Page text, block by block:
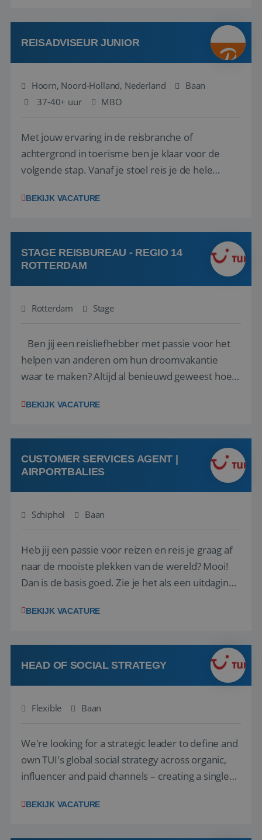
klanten te overtuigen om die droomreis te
boeken! ...
REISADVISEUR JUNIOR
Hoorn, Noord-Holland, Nederland
Baan
37-40+ uur
MBO
Met jouw ervaring in de reisbranche of
achtergrond in toerisme ben je klaar voor de
volgende stap. Vanaf je stoel reis je de hele
wensen van je team, je klant en wat er in de
klanten te overtuigen om die droomreis te
boeken! ...
BEKIJK VACATURE
STAGE REISBUREAU - REGIO 14
ROTTERDAM
Rotterdam Stage
Ben jij een reisliefhebber met passie voor het
helpen van anderen om hun droomvakantie
waar te maken? Altijd al benieuwd geweest hoe
van de grootste reisorganisaties? Dan is een
op zoek naar een enthousiaste, leergie...
BEKIJK VACATURE
CUSTOMER SERVICES AGENT |
AIRPORTBALIES
Schiphol Baan
Heb jij een passie voor reizen en reis je graag af
naar de mooiste plekken van de wereld? Mooi!
Dan is de basis goed. Zie je het als een uitdaging
het samenstellen en boeken van de perfecte
deze onderdelen zijn nu samen gevoegd...
BEKIJK VACATURE
HEAD OF SOCIAL STRATEGY
Flexible Baan
We're looking for a strategic leader to define and
own TUI's global social strategy across organic,
influencer and paid channels – creating a single
locally. The role will be published until 18 August
BEKIJK VACATURE